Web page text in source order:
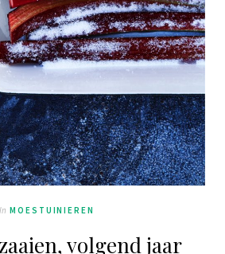
In MOESTUINIEREN
volgend jaar